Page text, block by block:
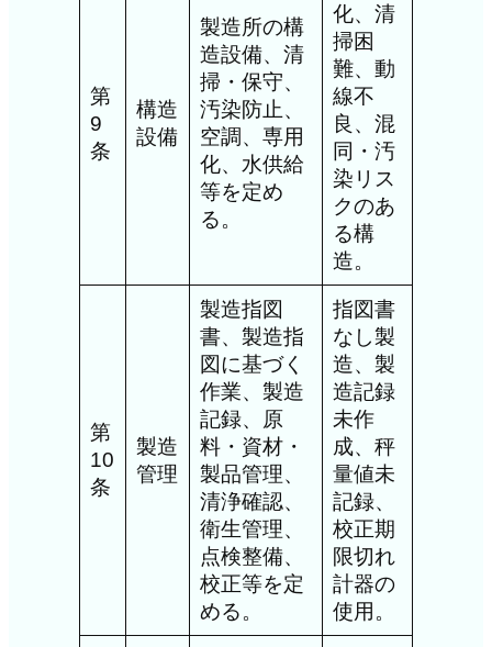
第
9
条
構造
設備
製造所の構
造設備、清
掃・保守、
汚染防止、
空調、専用
化、水供給
等を定め
る。
化、清
掃困
難、動
線不
良、混
同・汚
染リス
クのあ
る構
造。
第
10
条
製造
管理
製造指図
書、製造指
図に基づく
作業、製造
記録、原
料・資材・
製品管理、
清浄確認、
衛生管理、
点検整備、
校正等を定
める。
指図書
なし製
造、製
造記録
未作
成、秤
量値未
記録、
校正期
限切れ
計器の
使用。